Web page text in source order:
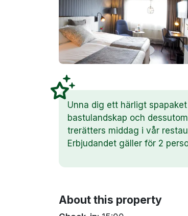
Unna dig ett härligt
bastulandskap och
trerätters middag i vår
Erbjudandet gäller för 2
About this property